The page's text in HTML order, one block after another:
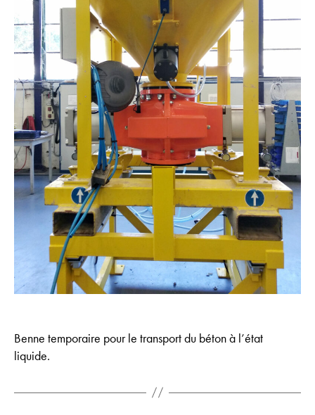
Benne temporaire pour le transport du béton à l’état
liquide.